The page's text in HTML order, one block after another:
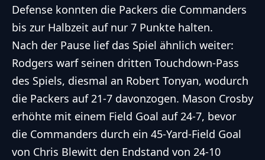
Defense konnten die Packers die Commanders
bis zur Halbzeit auf nur 7 Punkte halten.
Nach der Pause lief das Spiel ähnlich weiter:
Rodgers warf seinen dritten Touchdown-Pass
des Spiels, diesmal an Robert Tonyan, wodurch
die Packers auf 21-7 davonzogen. Mason Crosby
erhöhte mit einem Field Goal auf 24-7, bevor
die Commanders durch ein 45-Yard-Field Goal
von Chris Blewitt den Endstand von 24-10